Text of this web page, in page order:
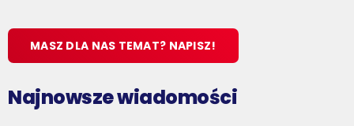
MASZ DLA NAS TEMAT? NAPISZ!
Najnowsze wiadomości